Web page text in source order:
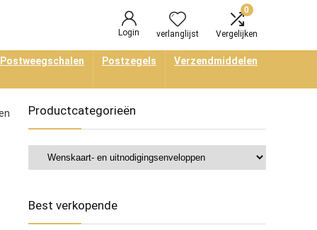
Login verlanglijst
0
Vergelijken
Postweegschalen Postzegels Verzendmiddelen
Productcategorieën
Best verkopende